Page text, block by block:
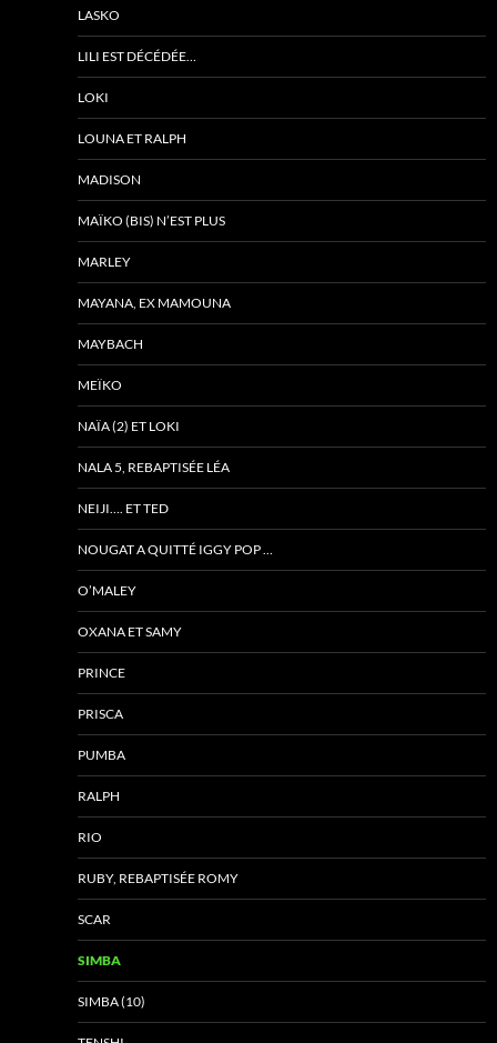
LASKO
LILI EST DÉCÉDÉE…
LOKI
LOUNA ET RALPH
MADISON
MAÏKO (BIS) N’EST PLUS
MARLEY
MAYANA, EX MAMOUNA
MAYBACH
MEÏKO
NAÏA (2) ET LOKI
NALA 5, REBAPTISÉE LÉA
NEIJI…. ET TED
NOUGAT A QUITTÉ IGGY POP …
O’MALEY
OXANA ET SAMY
PRINCE
PRISCA
PUMBA
RALPH
RIO
RUBY, REBAPTISÉE ROMY
SCAR
SIMBA
SIMBA (10)